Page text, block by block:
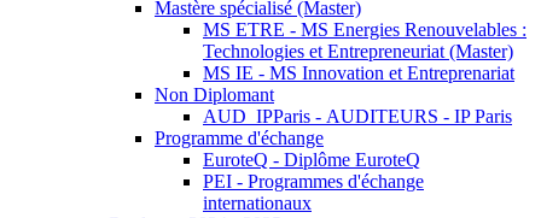
Mastère spécialisé (Master)
MS ETRE - MS Energies Renouvelables :
Technologies et Entrepreneuriat (Master)
MS IE - MS Innovation et Entreprenariat
Non Diplomant
AUD_IPParis - AUDITEURS - IP Paris
Programme d'échange
EuroteQ - Diplôme EuroteQ
PEI - Programmes d'échange
internationaux